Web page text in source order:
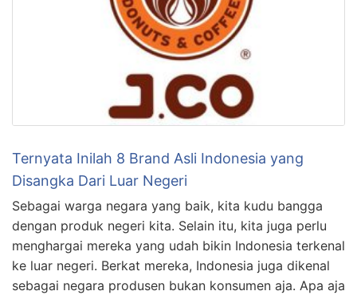
Ternyata Inilah 8 Brand Asli Indonesia yang
Disangka Dari Luar Negeri
Sebagai warga negara yang baik, kita kudu bangga
dengan produk negeri kita. Selain itu, kita juga perlu
menghargai mereka yang udah bikin Indonesia terkenal
ke luar negeri. Berkat mereka, Indonesia juga dikenal
sebagai negara produsen bukan konsumen aja. Apa aja